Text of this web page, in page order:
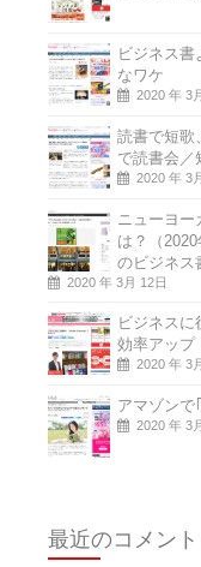
ビジネス
なワケ
2020 年 3
読書で短歌
で読書会／
2020 年 3
ニューヨー
は？（
のビジネス
2020 年 3月 12日
ビジネス
効率アップ
2020 年 3
アマゾンで
2020 年 3
最近のコメント